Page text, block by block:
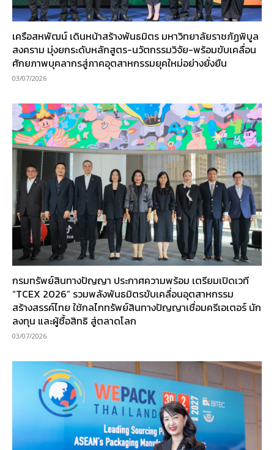
เครือสหพัฒน์ เดินหน้าสร้างพันธมิตร มหาวิทยาลัยราชภัฏพิบูล
สงคราม มุ่งยกระดับหลักสูตร-นวัตกรรมวิจัย-พร้อมขับเคลื่อน
ศักยภาพบุคลากรสู่ภาคอุตสาหกรรมยุคใหม่อย่างยั่งยืน
03/07/2026
กรมทรัพย์สินทางปัญญา ประกาศความพร้อม เตรียมเปิดเวที
“TCEX 2026” รวมพลังพันธมิตรขับเคลื่อนอุตสาหกรรม
สร้างสรรค์ไทย ใช้กลไกทรัพย์สินทางปัญญาเชื่อมครีเอเตอร์ นัก
ลงทุน และผู้ซื้อสิทธิ สู่ตลาดโลก
03/07/2026